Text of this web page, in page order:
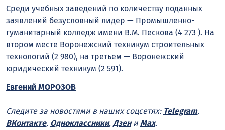
Среди учебных заведений по количеству поданных
заявлений безусловный лидер — Промышленно-
гуманитарный колледж имени В.М. Пескова (4 273 ). На
втором месте Воронежский техникум строительных
технологий (2 980), на третьем — Воронежский
юридический техникум (2 591).
Евгений МОРОЗОВ
Следите за новостями в наших соцсетях: Telegram,
ВКонтакте, Одноклассники, Дзени Max.